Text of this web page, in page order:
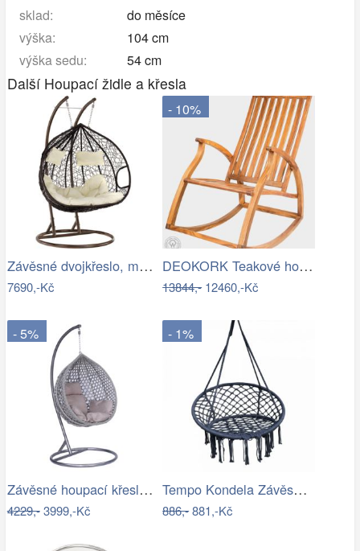
sklad:
do měsíce
výška:
104 cm
výška sedu:
54 cm
Další Houpací židle a křesla
Závěsné dvojkřeslo, měděná/hnědá…
7690,-Kč
- 10%
DEOKORK Teakové houpací křeslo STEFANO
13844,-12460,-Kč
- 5%
Závěsné houpací křeslo Houseland Imogen…
4229,-3999,-Kč
- 1%
Tempo Kondela Závěsné křeslo AMADO 2…
886,-881,-Kč